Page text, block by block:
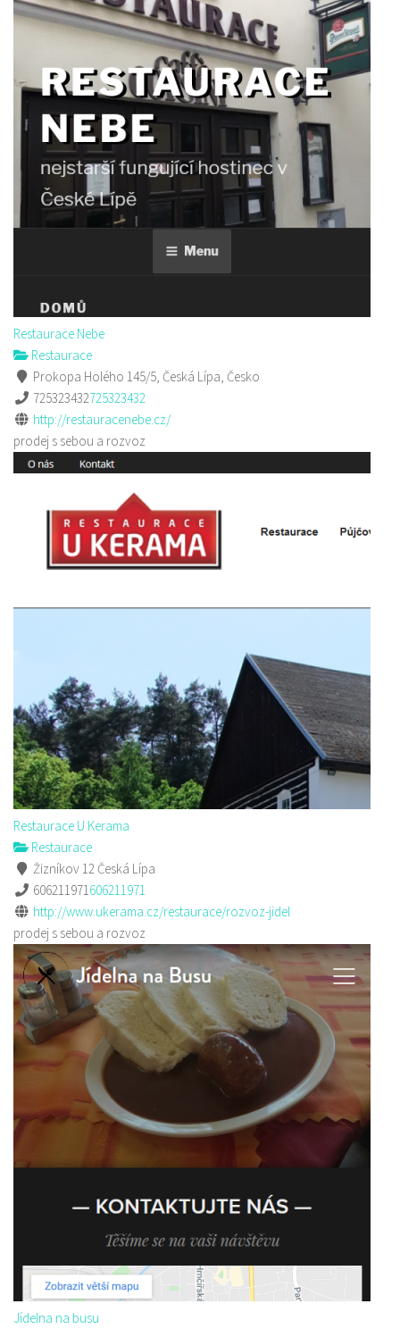
Restaurace Nebe
Restaurace
Prokopa Holého 145/5, Česká Lípa, Česko
725323432725323432
http://restauracenebe.cz/
prodej s sebou a rozvoz
Restaurace U Kerama
Restaurace
Žizníkov 12 Česká Lípa
606211971606211971
http://www.ukerama.cz/restaurace/rozvoz-jidel
prodej s sebou a rozvoz
Jídelna na busu